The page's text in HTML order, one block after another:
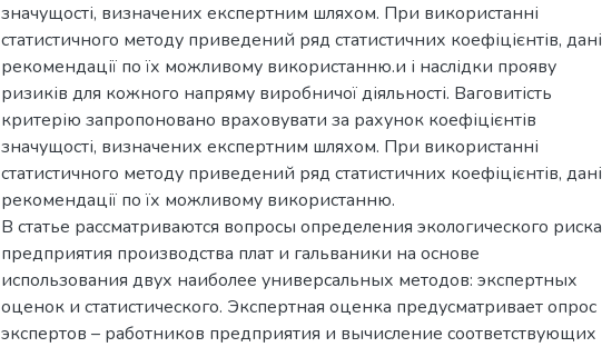
значущості, визначених експертним шляхом. При використанні
статистичного методу приведений ряд статистичних коефіцієнтів, дані
рекомендації по їх можливому використанню.и і наслідки прояву
ризиків для кожного напряму виробничої діяльності. Ваговитість
критерію запропоновано враховувати за рахунок коефіцієнтів
значущості, визначених експертним шляхом. При використанні
статистичного методу приведений ряд статистичних коефіцієнтів, дані
рекомендації по їх можливому використанню.
В статье рассматриваются вопросы определения экологического риска
предприятия производства плат и гальваники на основе
использования двух наиболее универсальных методов: экспертных
оценок и статистического. Экспертная оценка предусматривает опрос
экспертов – работников предприятия и вычисление соответствующих